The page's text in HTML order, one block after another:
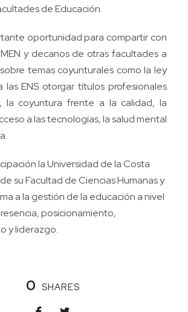
de Educación.
oportunidad para compartir con
y decanos de otras facultades a
temas coyunturales como la ley
ENS otorgar títulos profesionales
la coyuntura frente a la calidad, la
a las tecnologías, la salud mental
la Universidad de la Costa
su Facultad de Ciencias Humanas y
a la gestión de la educación a nivel
posicionamiento,
y liderazgo.
0 SHARES